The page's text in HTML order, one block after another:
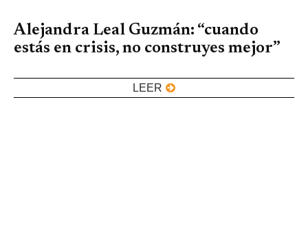
Alejandra Leal Guzmán: “cuando
estás en crisis, no construyes mejor”
LEER